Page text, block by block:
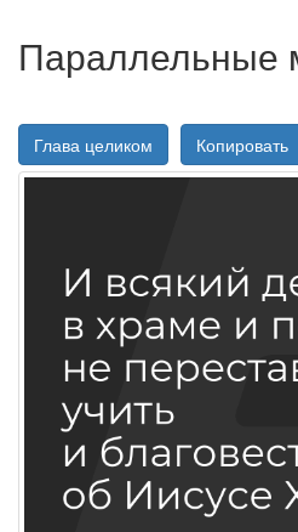
Параллельные
Глава целиком Копировать